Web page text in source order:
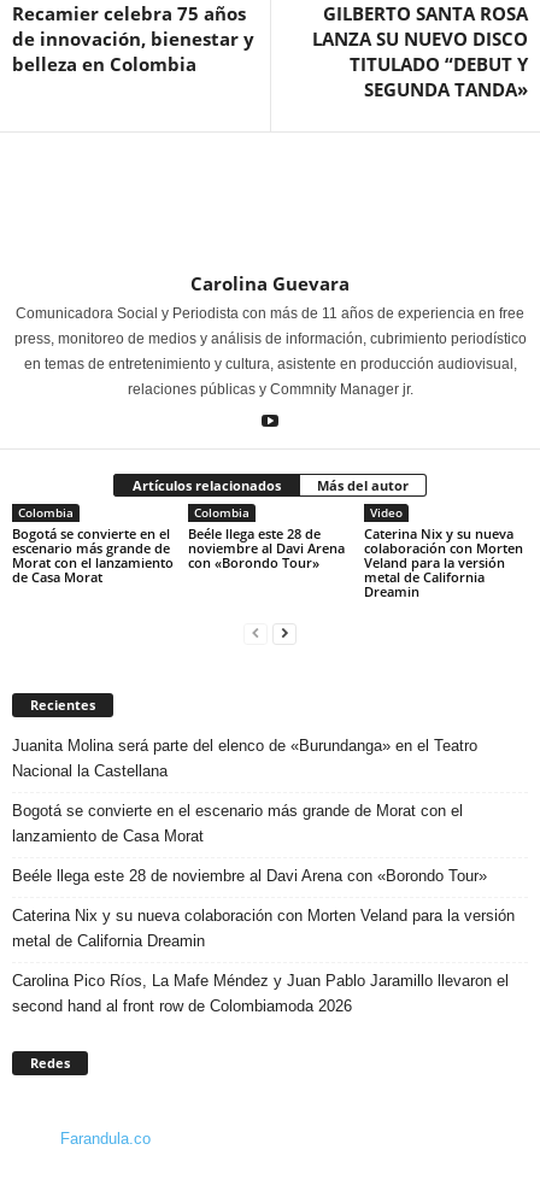
Recamier celebra 75 años
de innovación, bienestar y
belleza en Colombia
GILBERTO SANTA ROSA
LANZA SU NUEVO DISCO
TITULADO “DEBUT Y
SEGUNDA TANDA»
Carolina Guevara
Comunicadora Social y Periodista con más de 11 años de experiencia en free
press, monitoreo de medios y análisis de información, cubrimiento periodístico
en temas de entretenimiento y cultura, asistente en producción audiovisual,
relaciones públicas y Commnity Manager jr.
Artículos relacionados Más del autor
Colombia
Bogotá se convierte en el
escenario más grande de
Morat con el lanzamiento
de Casa Morat
Colombia
Beéle llega este 28 de
noviembre al Davi Arena
con «Borondo Tour»
Video
Caterina Nix y su nueva
colaboración con Morten
Veland para la versión
metal de California
Dreamin
Recientes
Juanita Molina será parte del elenco de «Burundanga» en el Teatro
Nacional la Castellana
Bogotá se convierte en el escenario más grande de Morat con el
lanzamiento de Casa Morat
Beéle llega este 28 de noviembre al Davi Arena con «Borondo Tour»
Caterina Nix y su nueva colaboración con Morten Veland para la versión
metal de California Dreamin
Carolina Pico Ríos, La Mafe Méndez y Juan Pablo Jaramillo llevaron el
second hand al front row de Colombiamoda 2026
Redes
Farandula.co